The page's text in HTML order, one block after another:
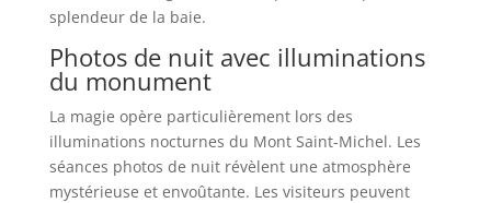
splendeur de la baie.
Photos de nuit avec illuminations
du monument
La magie opère particulièrement lors des
illuminations nocturnes du Mont Saint-Michel. Les
séances photos de nuit révèlent une atmosphère
mystérieuse et envoûtante. Les visiteurs peuvent